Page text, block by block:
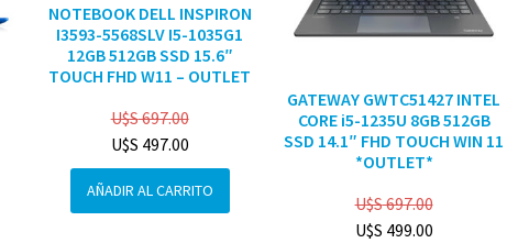
NOTEBOOK DELL INSPIRON
I3593-5568SLV I5-1035G1
12GB 512GB SSD 15.6″
TOUCH FHD W11 – OUTLET
U$S697.00
U$S 497.00
AÑADIR AL CARRITO
GATEWAY GWTC51427 INTEL
CORE i5-1235U 8GB 512GB
SSD 14.1″ FHD TOUCH WIN 11
*OUTLET*
U$S697.00
U$S 499.00